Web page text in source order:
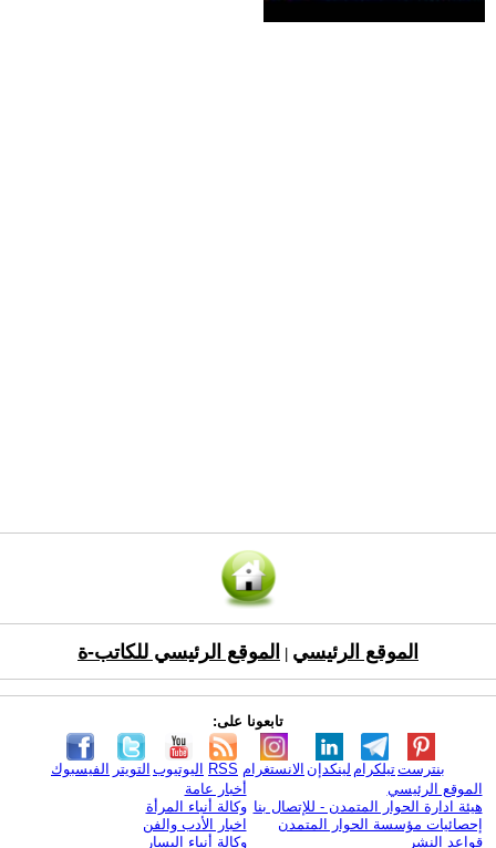
الموقع الرئيسي الموقع الرئيسي للكاتب-ة
تابعونا على:
الفيسبوك التويتر اليوتيوب RSS الانستغرام لينكدإن تيلكرامبنترست
الموقع الرئيسي
هيئة ادارة الحوار المتمدن - للإتصال بنا
إحصائيات مؤسسة الحوار المتمدن
قواعد النشر
أخبار عامة
وكالة أنباء المرأة
اخبار الأدب والفن
وكالة أنباء اليسار